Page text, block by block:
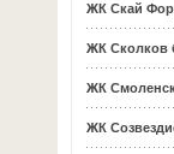
ЖК Скай
ЖК Сколков
ЖК
ЖК